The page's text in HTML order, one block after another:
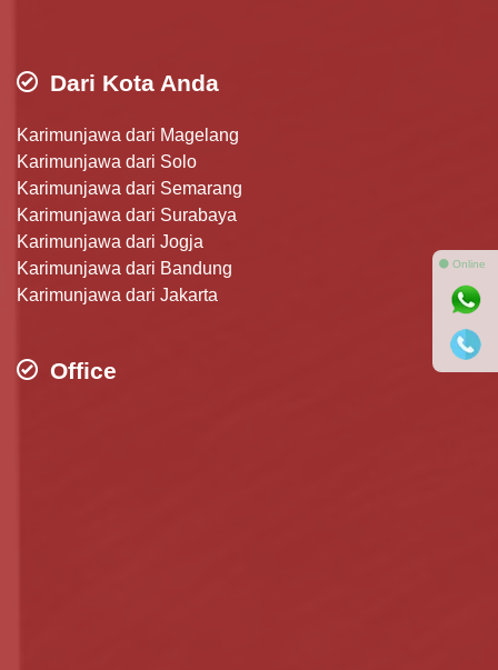
Dari Kota Anda
Karimunjawa dari Magelang
Karimunjawa dari Solo
Karimunjawa dari Semarang
Karimunjawa dari Surabaya
Karimunjawa dari Jogja
Karimunjawa dari Bandung
Karimunjawa dari Jakarta
Office
⚫ Online